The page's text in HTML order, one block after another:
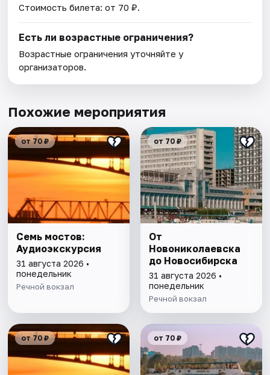
Стоимость билета: от 70 ₽.
Есть ли возрастные ограничения?
Возрастные ограничения уточняйте у
организаторов.
Похожие мероприятия
от 70 ₽
Семь мостов:
Аудиоэкскурсия
31 августа 2026 •
понедельник
Речной вокзал
от 70 ₽
От
Новониколаевска
до Новосибирска
31 августа 2026 •
понедельник
Речной вокзал
от 70 ₽ от 70 ₽